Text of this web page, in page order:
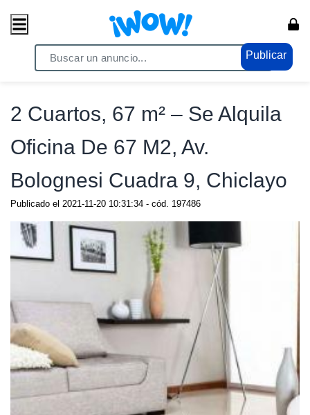
Publicar
/ Comercio / Consumo masivo
2 Cuartos, 67 m² – Se Alquila
Oficina De 67 M2, Av.
Bolognesi Cuadra 9, Chiclayo
Publicado el 2021-11-20 10:31:34 - cód. 197486